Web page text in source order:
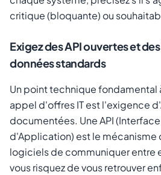
critique (bloquante) ou
Exigez des API ouvertes et
données standards
Un point technique fondamental
appel d'offres IT est l'exigence
documentées. Une API
d'Application) est le mécanisme
logiciels de communiquer entre
vous risquez de vous retrouver